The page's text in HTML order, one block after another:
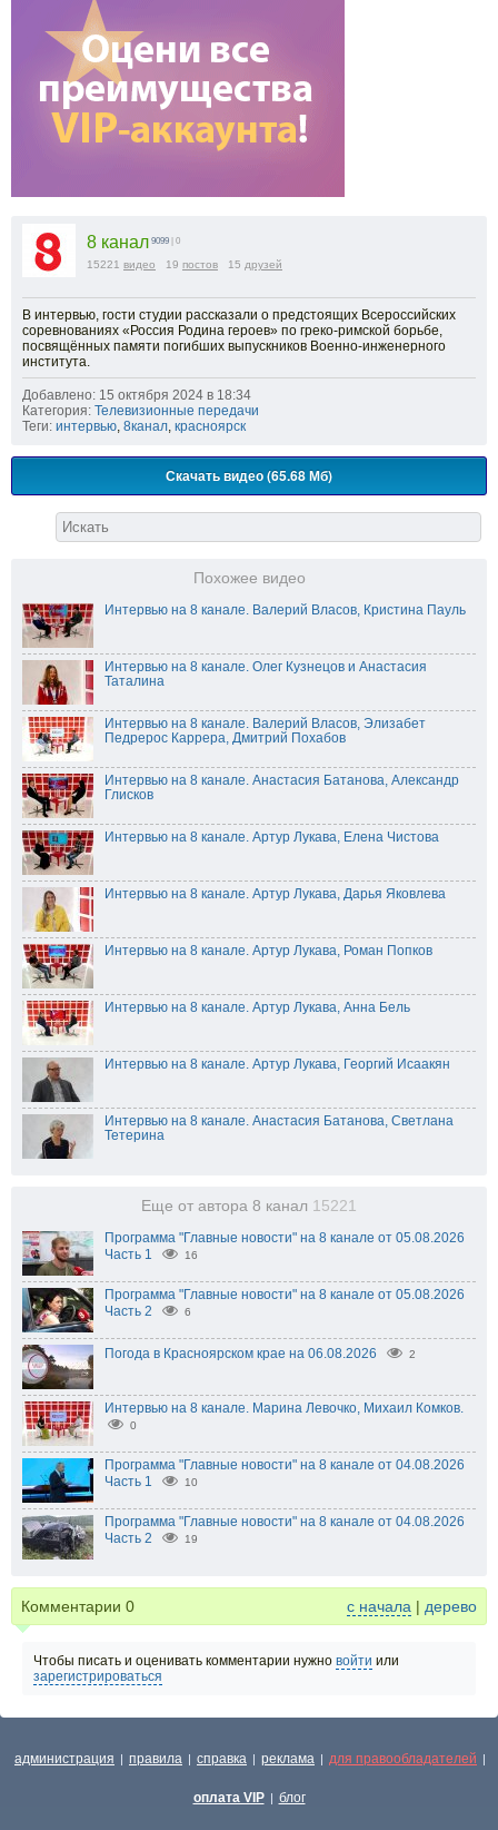
8 канал 9099 | 0
15221 видео 19 постов 15 друзей
В интервью, гости студии рассказали о предстоящих Всероссийских
соревнованиях «Россия Родина героев» по греко-римской борьбе,
посвящённых памяти погибших выпускников Военно-инженерного
института.
Добавлено: 15 октября 2024 в 18:34
Категория: Телевизионные передачи
Теги: интервью, 8канал, красноярск
Скачать видео (65.68 Мб)
Похожее видео
Интервью на 8 канале. Валерий Власов, Кристина Пауль
Интервью на 8 канале. Олег Кузнецов и Анастасия
Таталина
Интервью на 8 канале. Валерий Власов, Элизабет
Педрерос Каррера, Дмитрий Похабов
Интервью на 8 канале. Анастасия Батанова, Александр
Глисков
Интервью на 8 канале. Артур Лукава, Елена Чистова
Интервью на 8 канале. Артур Лукава, Дарья Яковлева
Интервью на 8 канале. Артур Лукава, Роман Попков
Интервью на 8 канале. Артур Лукава, Анна Бель
Интервью на 8 канале. Артур Лукава, Георгий Исаакян
Интервью на 8 канале. Анастасия Батанова, Светлана
Тетерина
Еще от автора 8 канал 15221
Программа "Главные новости" на 8 канале от 05.08.2026
Часть 1
16
Программа "Главные новости" на 8 канале от 05.08.2026
Часть 2
6
Погода в Красноярском крае на 06.08.2026 2
Интервью на 8 канале. Марина Левочко, Михаил Комков.
0
Программа "Главные новости" на 8 канале от 04.08.2026
Часть 1
10
Программа "Главные новости" на 8 канале от 04.08.2026
Часть 2
19
Комментарии 0 с начала | дерево
Чтобы писать и оценивать комментарии нужно войти или
зарегистрироваться
администрация | правила | справка | реклама | для правообладателей |
оплата VIP | блог